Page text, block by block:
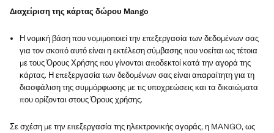
Διαχείριση της κάρτας δώρου Mango
Η νομική βάση που νομιμοποιεί την επεξεργασία των δεδομένων σας
για τον σκοπό αυτό είναι η εκτέλεση σύμβασης που νοείται ως τέτοια
με τους Όρους Χρήσης που γίνονται αποδεκτοί κατά την αγορά της
κάρτας. Η επεξεργασία των δεδομένων σας είναι απαραίτητη για τη
διασφάλιση της συμμόρφωσης με τις υποχρεώσεις και τα δικαιώματα
που ορίζονται στους Όρους χρήσης.
Σε σχέση με την επεξεργασία της ηλεκτρονικής αγοράς, η MANGO, ως